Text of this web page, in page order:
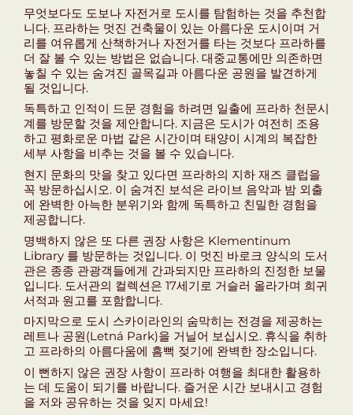
무엇보다도 도보나 자전거로 도시를 탐험하는 것을 추천합
니다. 프라하는 멋진 건축물이 있는 아름다운 도시이며 거
리를 여유롭게 산책하거나 자전거를 타는 것보다 프라하를
더 잘 볼 수 있는 방법은 없습니다. 대중교통에만 의존하면
놓칠 수 있는 숨겨진 골목길과 아름다운 공원을 발견하게
될 것입니다.
독특하고 인적이 드문 경험을 하려면 일출에 프라하 천문시
계를 방문할 것을 제안합니다. 지금은 도시가 여전히 조용
하고 평화로운 마법 같은 시간이며 태양이 시계의 복잡한
세부 사항을 비추는 것을 볼 수 있습니다.
현지 문화의 맛을 찾고 있다면 프라하의 지하 재즈 클럽을
꼭 방문하십시오. 이 숨겨진 보석은 라이브 음악과 밤 외출
에 완벽한 아늑한 분위기와 함께 독특하고 친밀한 경험을
제공합니다.
명백하지 않은 또 다른 권장 사항은 Klementinum
Library 를 방문하는 것입니다. 이 멋진 바로크 양식의 도서
관은 종종 관광객들에게 간과되지만 프라하의 진정한 보물
입니다. 도서관의 컬렉션은 17세기로 거슬러 올라가며 희귀
서적과 원고를 포함합니다.
마지막으로 도시 스카이라인의 숨막히는 전경을 제공하는
레트나 공원(Letná Park)을 거닐어 보십시오. 휴식을 취하
고 프라하의 아름다움에 흠뻑 젖기에 완벽한 장소입니다.
이 뻔하지 않은 권장 사항이 프라하 여행을 최대한 활용하
는 데 도움이 되기를 바랍니다. 즐거운 시간 보내시고 경험
을 저와 공유하는 것을 잊지 마세요!